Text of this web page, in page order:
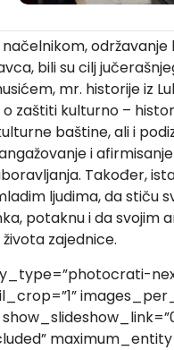
bili su cilj
mr. historije iz
zaštiti kulturno –
baštine, ali i
i
Također,
ljudima, da stiču
potaknu i da
zajednice.